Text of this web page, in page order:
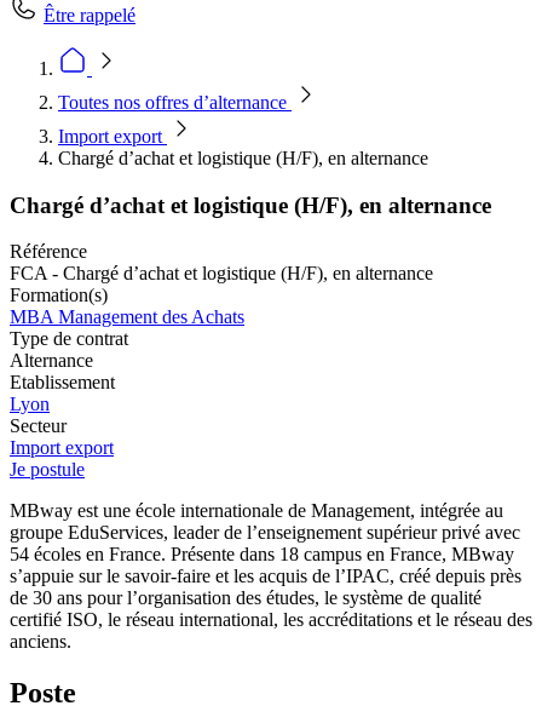
Être rappelé
Toutes nos offres d’alternance
Import export
Chargé d’achat et logistique (H/F), en alternance
Chargé d’achat et logistique (H/F), en alternance
Référence
FCA - Chargé d’achat et logistique (H/F), en alternance
Formation(s)
MBA Management des Achats
Type de contrat
Alternance
Etablissement
Lyon
Secteur
Import export
Je postule
MBway est une école internationale de Management, intégrée au
groupe EduServices, leader de l’enseignement supérieur privé avec
54 écoles en France. Présente dans 18 campus en France, MBway
s’appuie sur le savoir-faire et les acquis de l’IPAC, créé depuis près
de 30 ans pour l’organisation des études, le système de qualité
certifié ISO, le réseau international, les accréditations et le réseau des
anciens.
Poste